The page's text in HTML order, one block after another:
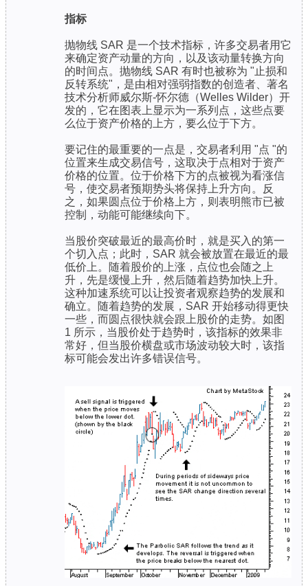
指标
抛物线 SAR 是一个技术指标，许多交易者用它
来确定资产动量的方向，以及该动量转换方向
的时间点。抛物线 SAR 有时也被称为 "止损和
反转系统"，是由相对强弱指数的创造者、著名
技术分析师威尔斯-怀尔德（Welles Wilder）开
发的，它在图表上显示为一系列点，这些点要
么位于资产价格的上方，要么位于下方。
要记住的最重要的一点是，交易者利用 "点 "的
位置来生成交易信号，这取决于点相对于资产
价格的位置。位于价格下方的点被视为看涨信
号，使交易者预期势头将保持上升方向。反
之，如果圆点位于价格上方，则表明熊市已被
控制，动能可能继续向下。
当股价突破最近的最高价时，就是买入的第一
个切入点；此时，SAR 就会被放置在最近的最
低价上。随着股价的上涨，点位也会随之上
升，先是缓慢上升，然后随着趋势加快上升。
这种加速系统可以让投资者观察趋势的发展和
确立。随着趋势的发展，SAR 开始移动得更快
一些，而圆点很快就会跟上股价的走势。如图
1 所示，当股价处于趋势时，该指标的效果非
常好，但当股价横盘或市场波动较大时，该指
标可能会发出许多错误信号。